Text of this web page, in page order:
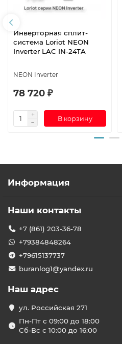
Инверторная сплит-
система Loriot NEON
Inverter LAC IN-24TA
NEON Inverter
78 720 ₽
В корзину
Информация
Наши контакты
+7 (861) 203-36-78
+79384848264
+79615137737
buranlog1@yandex.ru
Наш адрес
ул. Российская 271
Пн-Пт с 09:00 до 18:00
Сб-Вс с 10:00 до 16:00